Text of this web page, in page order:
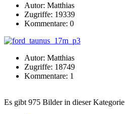
Autor: Matthias
Zugriffe: 19339
Kommentare: 0
Autor: Matthias
Zugriffe: 18749
Kommentare: 1
Es gibt 975 Bilder in dieser Kategorie